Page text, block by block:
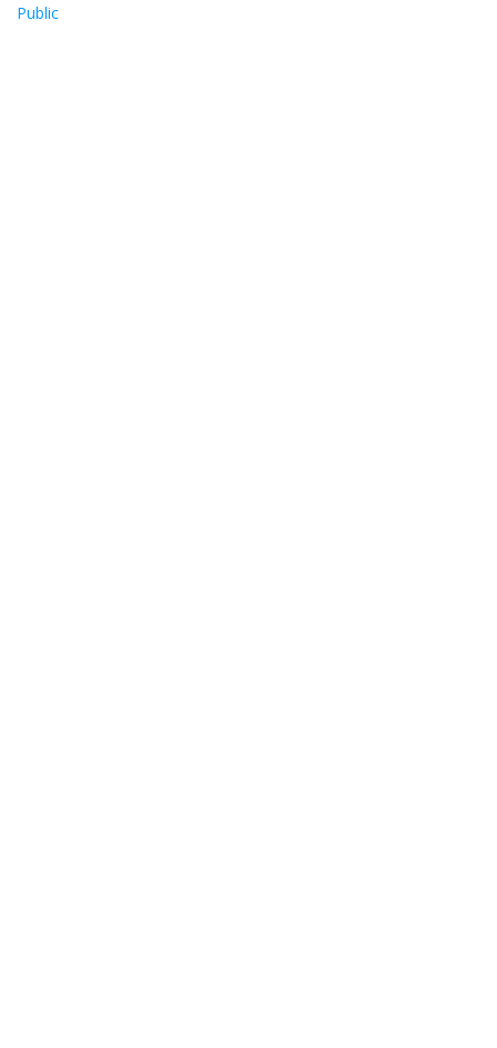
Public